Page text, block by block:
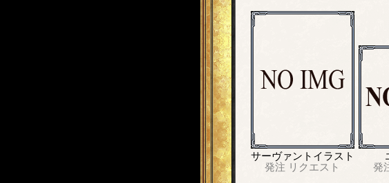
サーヴァントイラスト
発注 リクエスト
発